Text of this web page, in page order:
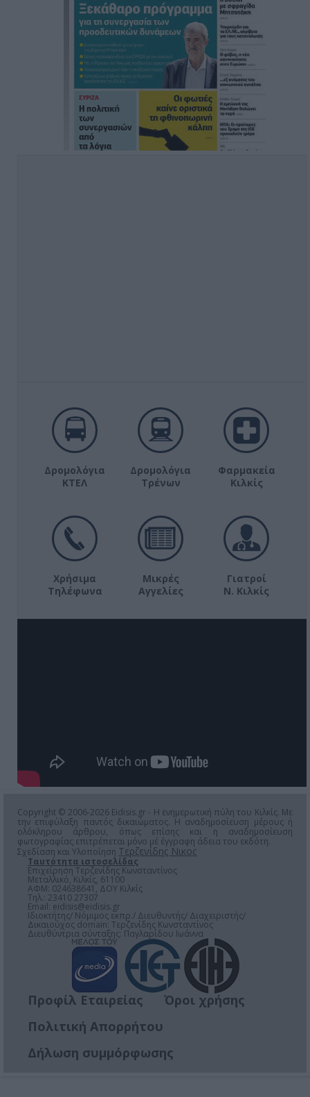
Δρομολόγια
ΚΤΕΛ
Δρομολόγια
Τρένων
Φαρμακεία
Κιλκίς
Χρήσιμα
Τηλέφωνα
Μικρές
Αγγελίες
Γιατροί
Ν. Κιλκίς
Copyright © 2006-2026 Eidisis.gr - Η ενημερωτική πύλη του Κιλκίς. Με
την επιφύλαξη παντός δικαιώματος. Η αναδημοσίευση μέρους ή
ολόκληρου άρθρου, όπως επίσης και η αναδημοσίευση
φωτογραφίας επιτρέπεται μόνο μέ έγγραφη άδεια του εκδότη.
Σχεδίαση και Υλοποίηση Τερζενίδης Νικος
Ταυτότητα ιστοσελίδας
Επιχείρηση Τερζενίδης Κωνσταντίνος
Μεταλλικό, Κιλκίς, 61100
ΑΦΜ: 024638641, ΔΟΥ Κιλκίς
Τηλ.: 23410 27307
Email: eidisis@eidisis.gr
Ιδιοκτήτης/ Νόμιμος εκπρ./ Διευθυντής/ Διαχειριστής/
Δικαιούχος domain: Τερζενίδης Κωνσταντίνος
Διευθύντρια σύνταξης: Παγλαρίδου Ιωάννα
Προφίλ Εταιρείας
Όροι χρήσης
Πολιτική Απορρήτου
Δήλωση συμμόρφωσης